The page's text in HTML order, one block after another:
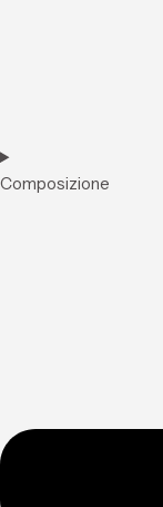
Composizione